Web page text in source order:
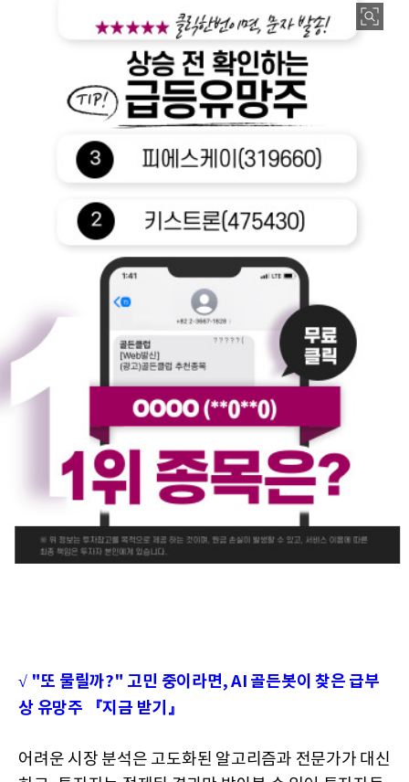
√ "또 물릴까?" 고민 중이라면, AI 골든봇이 찾은 급부
상 유망주 『지금 받기』
어려운 시장 분석은 고도화된 알고리즘과 전문가가 대신